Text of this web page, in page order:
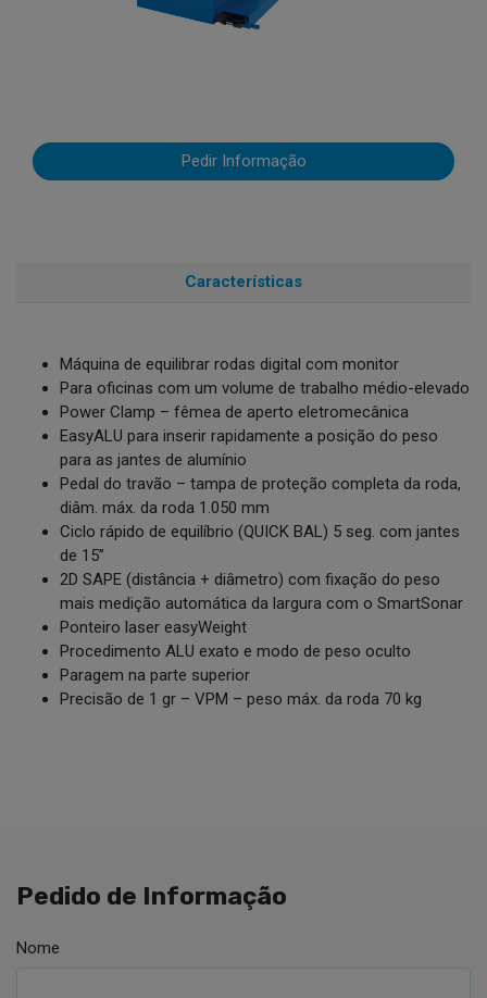
Pedir Informação
Características
Máquina de equilibrar rodas digital com monitor
Para oficinas com um volume de trabalho médio-elevado
Power Clamp – fêmea de aperto eletromecânica
EasyALU para inserir rapidamente a posição do peso
para as jantes de alumínio
Pedal do travão – tampa de proteção completa da roda,
diâm. máx. da roda 1.050 mm
Ciclo rápido de equilíbrio (QUICK BAL) 5 seg. com jantes
de 15”
2D SAPE (distância + diâmetro) com fixação do peso
mais medição automática da largura com o SmartSonar
Ponteiro laser easyWeight
Procedimento ALU exato e modo de peso oculto
Paragem na parte superior
Precisão de 1 gr – VPM – peso máx. da roda 70 kg
Pedido de Informação
Nome